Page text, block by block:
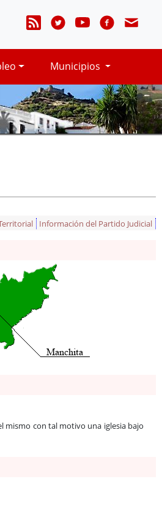
Municipios
Información del Partido Judicial
mismo con tal motivo una iglesia bajo